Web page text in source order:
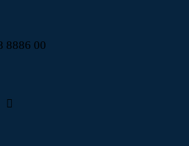
8886 00